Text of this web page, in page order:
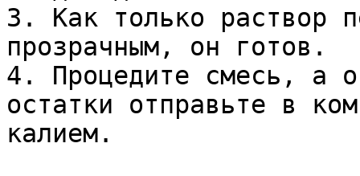
3. Как только раствор
прозрачным, он готов.
4. Процедите смесь, а
остатки отправьте в
калием.